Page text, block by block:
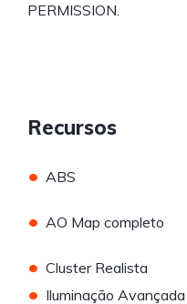
PERMISSION.
Recursos
• ABS
• AO Map completo
• Cluster Realista
• Iluminação Avançada